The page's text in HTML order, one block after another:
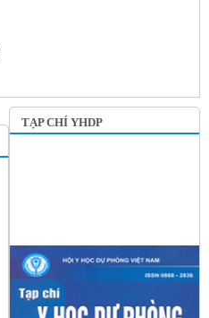
TẠP CHÍ YHDP